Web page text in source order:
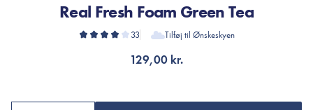
Real Fresh Foam Green Tea
33 Tilføj til Ønskeskyen
129,00 kr.